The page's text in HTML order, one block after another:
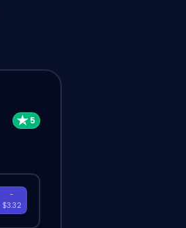
-
$3.32